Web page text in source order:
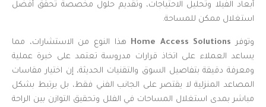
أبعاد الفيلا وتحليل الاحتياجات، وتقديم حلول مخصصة تحقق أفضل
استغلال ممكن للمساحة.
وتوفر Home Access Solutions هذا النوع من الاستشارات، مما
يساعد العملاء على اتخاذ قرارات مدروسة تعتمد على خبرة عملية
ومعرفة دقيقة بتفاصيل السوق والتقنيات الحديثة، إن اختيار مقاسات
المصاعد المنزلية لا يقتصر على الجانب الفني فقط، بل يرتبط بشكل
مباشر بمدى استغلال المساحات في الفلل وتحقيق التوازن بين الراحة